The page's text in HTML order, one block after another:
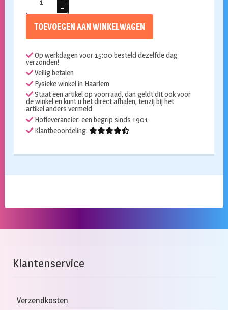
crazy
kap
aantal
TOEVOEGEN AAN WINKELWAGEN
Op werkdagen voor 15:00 besteld dezelfde dag
verzonden!
Veilig betalen
Fysieke winkel in Haarlem
Staat een artikel op voorraad, dan geldt dit ook voor
de winkel en kunt u het direct afhalen, tenzij bij het
artikel anders vermeld
Hofleverancier: een begrip sinds 1901
Klantbeoordeling:
Klantenservice
Verzendkosten